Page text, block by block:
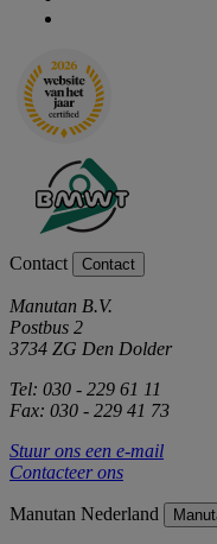
Contact Contact
Manutan B.V.
Postbus 2
3734 ZG Den Dolder
Tel: 030 - 229 61 11
Fax: 030 - 229 41 73
Stuur ons een e-mail
Contacteer ons
Manutan Nederland